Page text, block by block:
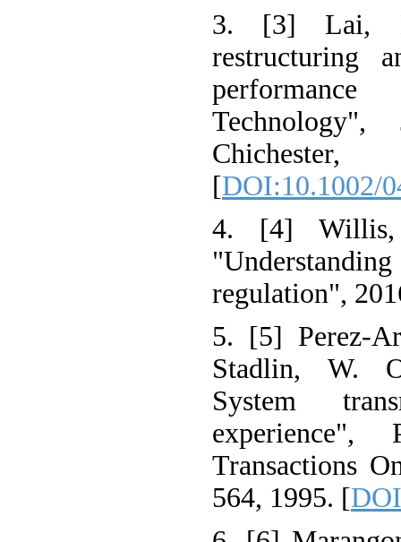
3. [3] Lai,
restructuring
[DOI:10.1002/
4. [4]
regulation",
5. [5] Perez-
Stadlin, W.
System
experience",
Transactions
564, 1995. [